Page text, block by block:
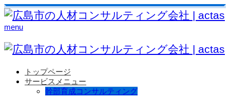
menu
トップページ
サービスメニュー
幹部育成コンサルティング